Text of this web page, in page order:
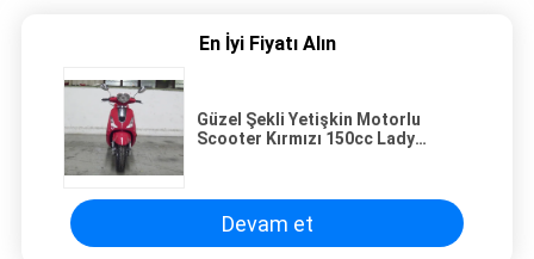
En İyi Fiyatı Alın
Güzel Şekli Yetişkin Motorlu
Scooter Kırmızı 150cc Lady
Devam et